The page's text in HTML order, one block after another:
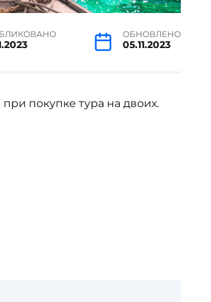
ОБНОВЛЕНО
05.11.2023
покупке тура на двоих.